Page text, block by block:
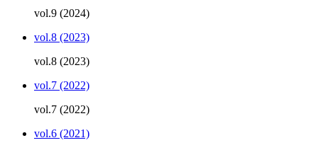
vol.9 (2024)
vol.8 (2023)
vol.8 (2023)
vol.7 (2022)
vol.7 (2022)
vol.6 (2021)